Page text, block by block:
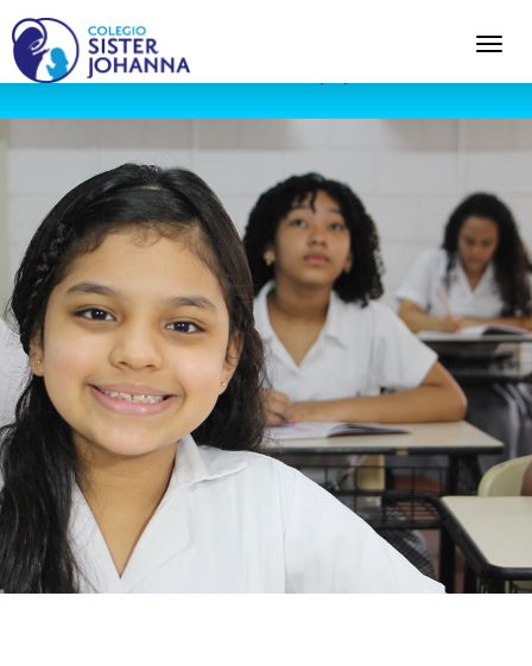
Warning: Undefined variable $content in
C:\xampp\htdocs\colsisterjohanna\wp-
content\themes\fundemabu\header.php